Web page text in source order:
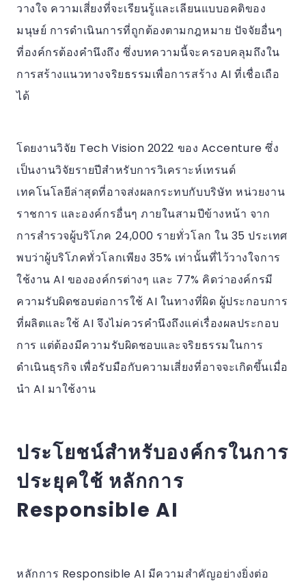
วางใจ ความเสี่ยงที่จะเรียนรู้และเลียนแบบอคติของ
มนุษย์ การดำเนินการที่ถูกต้องตามกฎหมาย ปัจจัยอื่นๆ
ที่องค์กรต้องคำนึงถึง ซึ่งบทความนี้จะครอบคลุมถึงใน
การสร้างแนวทางจริยธรรมเพื่อการสร้าง AI ที่เชื่อเถือ
ได้
โดยงานวิจัย Tech Vision 2022 ของ Accenture ซึ่ง
เป็นงานวิจัยรายปีสำหรับการวิเคราะห์เทรนด์
เทคโนโลยีล่าสุดที่อาจส่งผลกระทบกับบริษัท หน่วยงาน
ราชการ และองค์กรอื่นๆ ภายในสามปีข้างหน้า จาก
การสำรวจผู้บริโภค 24,000 รายทั่วโลก ใน 35 ประเทศ
พบว่าผู้บริโภคทั่วโลกเพียง 35% เท่านั้นที่ไว้วางใจการ
ใช้งาน AI ขององค์กรต่างๆ และ 77% คิดว่าองค์กรมี
ความรับผิดชอบต่อการใช้ AI ในทางที่ผิด ผู้ประกอบการ
ที่ผลิตและใช้ AI จึงไม่ควรคำนึงถึงแค่เรื่องผลประกอบ
การ แต่ต้องมีความรับผิดชอบและจริยธรรมในการ
ดำเนินธุรกิจ เพื่อรับมือกับความเสี่ยงที่อาจจะเกิดขึ้นเมื่อ
นำ AI มาใช้งาน
ประโยชน์สำหรับองค์กรในการ
ประยุคใช้ หลักการ
Responsible AI
หลักการ Responsible AI มีความสำคัญอย่างยิ่งต่อ